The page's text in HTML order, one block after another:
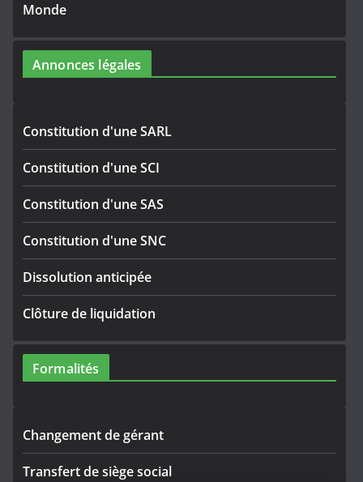
Monde
Annonces légales
Constitution d'une SARL
Constitution d'une SCI
Constitution d'une SAS
Constitution d'une SNC
Dissolution anticipée
Clôture de liquidation
Formalités
Changement de gérant
Transfert de siège social